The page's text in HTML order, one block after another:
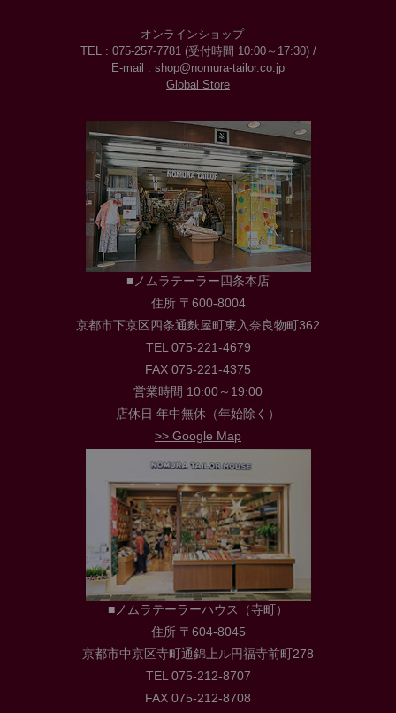
オンラインショップ
TEL : 075-257-7781 (受付時間 10:00～17:30) /
E-mail : shop@nomura-tailor.co.jp
Global Store
■ノムラテーラー四条本店
住所 〒600-8004
京都市下京区四条通麩屋町東入奈良物町362
TEL 075-221-4679
FAX 075-221-4375
営業時間 10:00～19:00
店休日 年中無休（年始除く）
>> Google Map
■ノムラテーラーハウス（寺町）
住所 〒604-8045
京都市中京区寺町通錦上ル円福寺前町278
TEL 075-212-8707
FAX 075-212-8708